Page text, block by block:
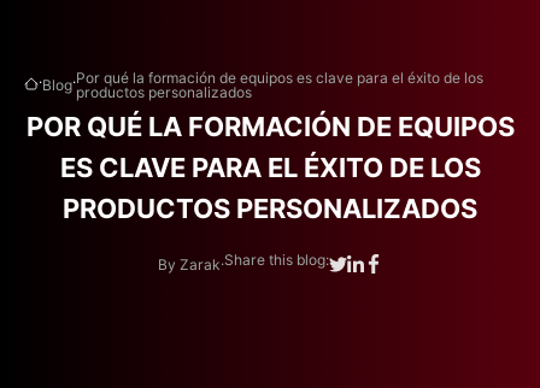
.Blog.Por qué la formación de equipos es clave para el éxito de los
productos personalizados
POR QUÉ LA FORMACIÓN DE EQUIPOS
ES CLAVE PARA EL ÉXITO DE LOS
PRODUCTOS PERSONALIZADOS
By Zarak.Share this blog: